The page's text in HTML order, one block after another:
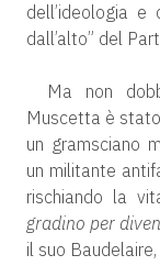
dell’ideologia
dall’alto” del
Ma non
Muscetta è
un gramsciano
un militante
rischiando la
gradino per
il suo Baudelaire,